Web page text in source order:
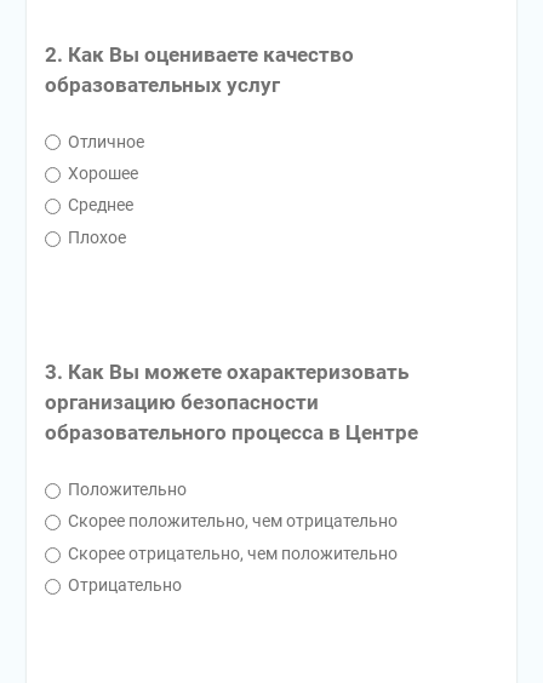
2. Как Вы оцениваете качество
образовательных услуг
Отличное
Хорошее
Среднее
Плохое
3. Как Вы можете охарактеризовать
организацию безопасности
образовательного процесса в Центре
Положительно
Скорее положительно, чем отрицательно
Скорее отрицательно, чем положительно
Отрицательно